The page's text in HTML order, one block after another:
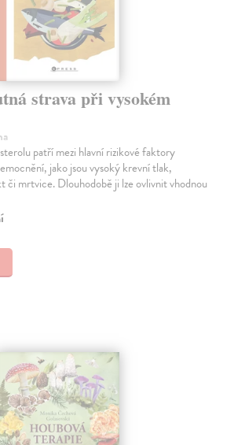
strava při vysokém
patří mezi hlavní rizikové faktory
jako jsou vysoký krevní tlak,
či mrtvice. Dlouhodobě ji lze ovlivnit vhodnou